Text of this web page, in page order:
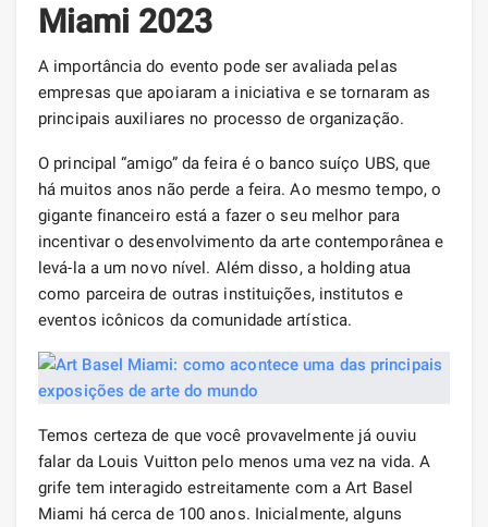
Miami 2023
A importância do evento pode ser avaliada pelas
empresas que apoiaram a iniciativa e se tornaram as
principais auxiliares no processo de organização.
O principal “amigo” da feira é o banco suíço UBS, que
há muitos anos não perde a feira. Ao mesmo tempo, o
gigante financeiro está a fazer o seu melhor para
incentivar o desenvolvimento da arte contemporânea e
levá-la a um novo nível. Além disso, a holding atua
como parceira de outras instituições, institutos e
eventos icônicos da comunidade artística.
Temos certeza de que você provavelmente já ouviu
falar da Louis Vuitton pelo menos uma vez na vida. A
grife tem interagido estreitamente com a Art Basel
Miami há cerca de 100 anos. Inicialmente, alguns